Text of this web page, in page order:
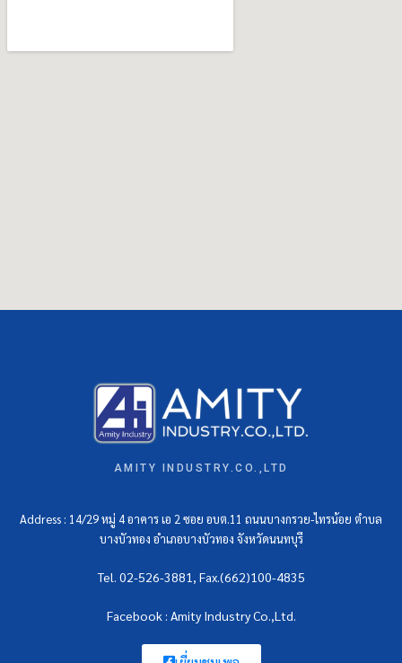
AMITY INDUSTRY.CO.,LTD
Address : 14/29 หมู่ 4 อาคาร เอ 2 ซอย อบต.11 ถนนบางกรวย-ไทรน้อย ตำบล
บางบัวทอง อำเภอบางบัวทอง จังหวัดนนทบุรี
Tel. 02-526-3881, Fax.(662)100-4835
Facebook : Amity Industry Co.,Ltd.